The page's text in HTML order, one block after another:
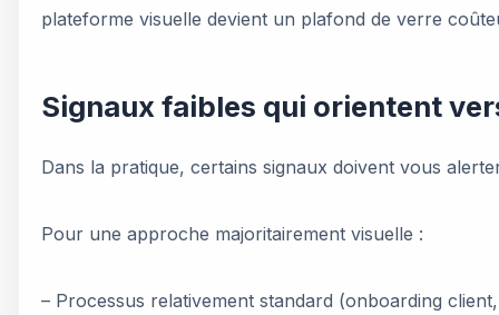
plateforme visuelle devient un plafond de verre
Signaux faibles qui orientent
Dans la pratique, certains signaux doivent vous
Pour une approche majoritairement visuelle :
– Processus relativement standard (onboarding